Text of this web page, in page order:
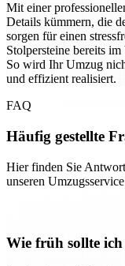
Mit einer
Details kümmern, die
sorgen für einen
Stolpersteine bereits
So wird Ihr Umzug
und effizient realisiert.
FAQ
Häufig gestellte
Hier finden Sie
unseren
Wie früh sollte